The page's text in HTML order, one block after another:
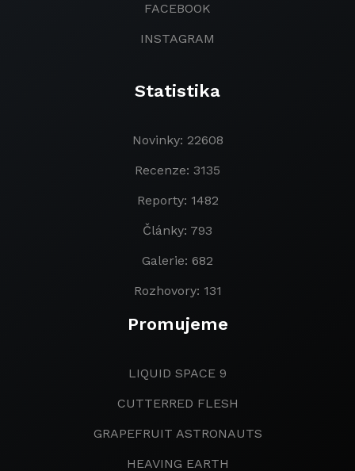
FACEBOOK
INSTAGRAM
Statistika
Novinky: 22608
Recenze: 3135
Reporty: 1482
Články: 793
Galerie: 682
Rozhovory: 131
Promujeme
LIQUID SPACE 9
CUTTERRED FLESH
GRAPEFRUIT ASTRONAUTS
HEAVING EARTH